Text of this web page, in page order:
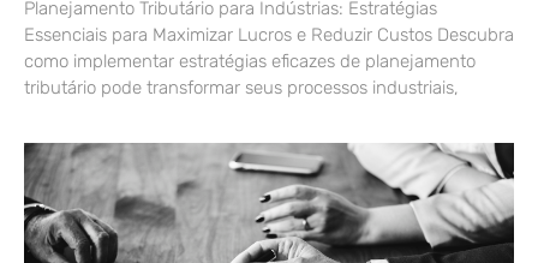
Planejamento Tributário para Indústrias: Estratégias
Essenciais para Maximizar Lucros e Reduzir Custos Descubra
como implementar estratégias eficazes de planejamento
tributário pode transformar seus processos industriais,